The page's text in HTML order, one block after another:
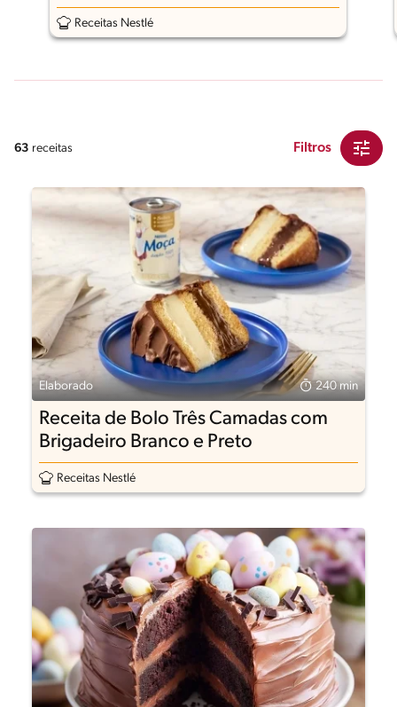
Receitas Nestlé
63 receitas Filtros
Elaborado 240 min
Receita de Bolo Três Camadas com
Brigadeiro Branco e Preto
Receitas Nestlé